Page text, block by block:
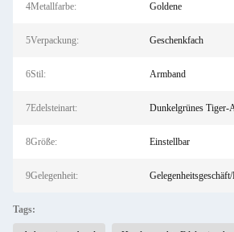
4Metallfarbe: Goldene
5Verpackung: Geschenkfach
6Stil: Armband
7Edelsteinart: Dunkelgrünes Tiger-
8Größe: Einstellbar
9Gelegenheit:
Tags: